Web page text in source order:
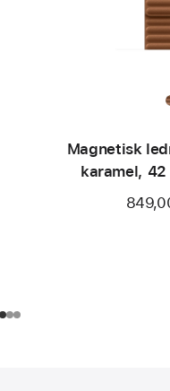
Magnetisk
karamel, 42